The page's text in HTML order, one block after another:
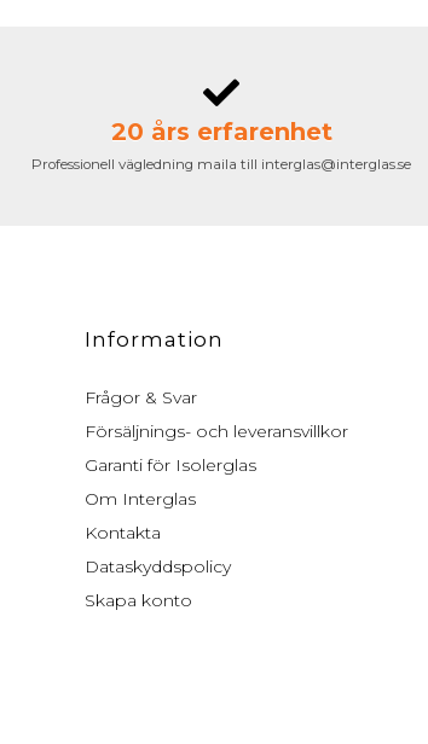
20 års erfarenhet
Professionell vägledning maila till interglas@interglas.se
Information
Frågor & Svar
Försäljnings- och leveransvillkor
Garanti för Isolerglas
Om Interglas
Kontakta
Dataskyddspolicy
Skapa konto